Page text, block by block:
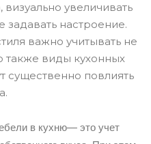
увеличивать
задавать настроение.
важно учитывать не
также виды кухонных
существенно повлиять
в кухню— это учет